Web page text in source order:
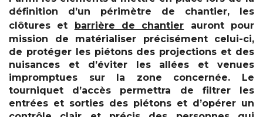
définition d’un périmètre de chantier, les
clôtures et
barrière de chantier auront pour
mission de matérialiser précisément celui-ci,
de protéger les piétons des projections et des
nuisances et d’éviter les allées et venues
impromptues sur la zone concernée. Le
tourniquet d’accès permettra de filtrer les
entrées et sorties des piétons et d’opérer un